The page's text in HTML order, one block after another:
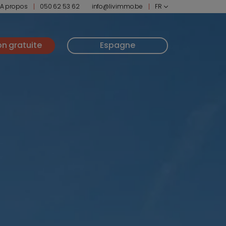
A propos 050 62 53 62 info@livimmo.be FR
gratuite Espagne